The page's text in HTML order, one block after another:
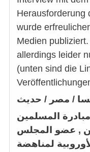
Herausforderung
wurde
Medien
allerdings leider
(unten sind die
/ مصر / حديث
المسلمين
, عضو المجلس
لمناهضة